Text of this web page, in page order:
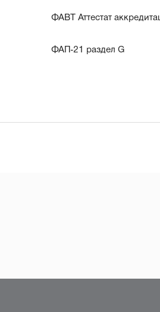
ФАВТ Аттестат
ФАП-21 раздел G